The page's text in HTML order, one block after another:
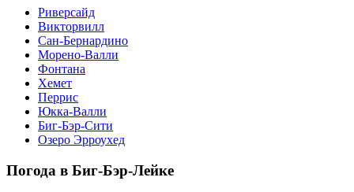
Риверсайд
Викторвилл
Сан-Бернардино
Морено-Валли
Фонтана
Хемет
Перрис
Юкка-Валли
Биг-Бэр-Сити
Озеро Эрроухед
Погода в Биг-Бэр-Лейке